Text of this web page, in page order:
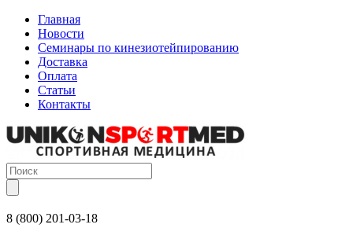
Главная
Новости
Семинары по кинезиотейпированию
Доставка
Оплата
Статьи
Контакты
8 (800) 201-03-18